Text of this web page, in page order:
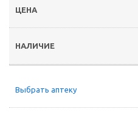
Выбрать аптеку